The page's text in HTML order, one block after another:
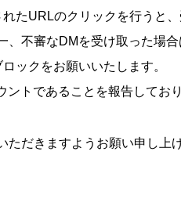
たURLのクリックを行うと
、不審なDMを受け取った場
ックをお願いいたします。
トであることを報告しており
だきますようお願い申し上げ